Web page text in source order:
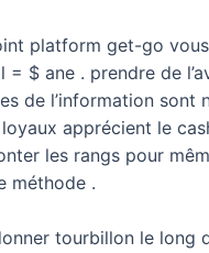
platform get-go
$ ane . prendre de
de l’information sont
apprécient le
les rangs pour
méthode .
tourbillon le long